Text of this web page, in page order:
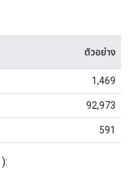
ตัวอย่าง
1,469
92,973
591
):